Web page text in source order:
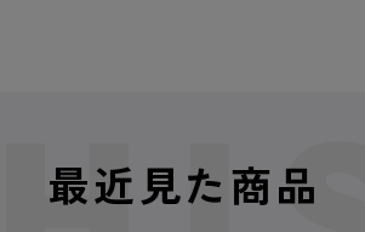
最近見た商品